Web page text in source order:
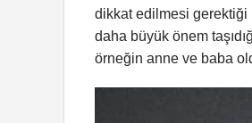
dikkat edilmesi
daha büyük önem
örneğin anne ve baba